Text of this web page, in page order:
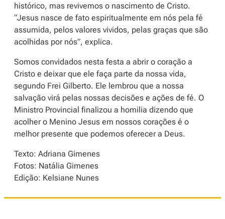
histórico, mas revivemos o nascimento de Cristo.
“Jesus nasce de fato espiritualmente em nós pela fé
assumida, pelos valores vividos, pelas graças que são
acolhidas por nós”, explica.
Somos convidados nesta festa a abrir o coração a
Cristo e deixar que ele faça parte da nossa vida,
segundo Frei Gilberto. Ele lembrou que a nossa
salvação virá pelas nossas decisões e ações de fé. O
Ministro Provincial finalizou a homilia dizendo que
acolher o Menino Jesus em nossos corações é o
melhor presente que podemos oferecer a Deus.
Texto: Adriana Gimenes
Fotos: Natália Gimenes
Edição: Kelsiane Nunes